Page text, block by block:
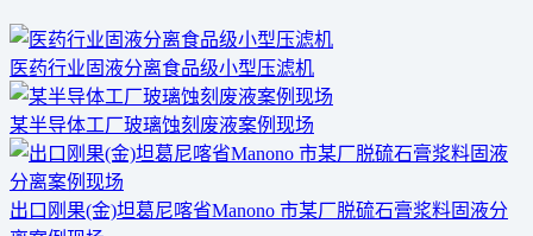
医药行业固液分离食品级小型压滤机
某半导体工厂玻璃蚀刻废液案例现场
出口刚果(金)坦葛尼喀省Manono 市某厂脱硫石膏浆料固液分